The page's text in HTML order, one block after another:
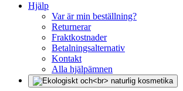
Hjälp
Var är min beställning?
Returnerar
Fraktkostnader
Betalningsalternativ
Kontakt
Alla hjälpämnen